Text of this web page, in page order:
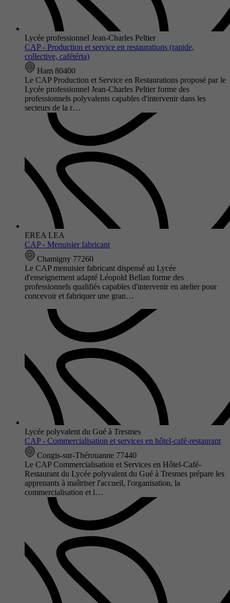
Lycée professionnel Jean-Charles Peltier
CAP - Production et service en restaurations (rapide,
collective, cafétéria)
Ham 80400
Le CAP Production et Service en Restaurations proposé par le
Lycée professionnel Jean-Charles Peltier forme des
professionnels polyvalents capables d'intervenir dans les
secteurs de la r…
EREA LEA
CAP - Menuisier fabricant
Chamigny 77260
Le CAP menuisier fabricant dispensé au Lycée
d'enseignement adapté Léopold Bellan forme des
professionnels qualifiés capables d'intervenir en atelier pour
concevoir et fabriquer une gran…
Lycée polyvalent du Gué à Tresmes
CAP - Commercialisation et services en hôtel-café-restaurant
Congis-sur-Thérouanne 77440
Le CAP Commercialisation et Services en Hôtel-Café-
Restaurant du Lycée polyvalent du Gué à Tresmes prépare les
apprenants à maîtriser l'accueil, l'organisation, la
commercialisation et l…